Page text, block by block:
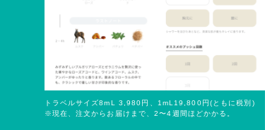
トラベルサイズ8mL 3,980円、1mL19,800円(ともに税別)
※現在、注文からお届けまで、2〜4週間ほどかかる。